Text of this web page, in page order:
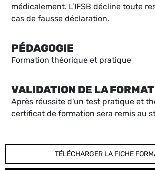
médicalement. L’IFSB décline toute
cas de fausse déclaration.
PÉDAGOGIE
Formation théorique et pratique
VALIDATION DE LA
Après réussite d'un test pratique et
certificat de formation sera remis au
TÉLÉCHARGER LA FICHE